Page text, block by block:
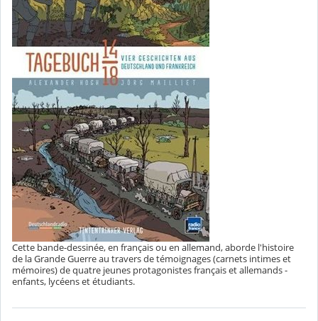
Cette bande-dessinée, en français ou en allemand, aborde l'histoire
de la Grande Guerre au travers de témoignages (carnets intimes et
mémoires) de quatre jeunes protagonistes français et allemands -
enfants, lycéens et étudiants.